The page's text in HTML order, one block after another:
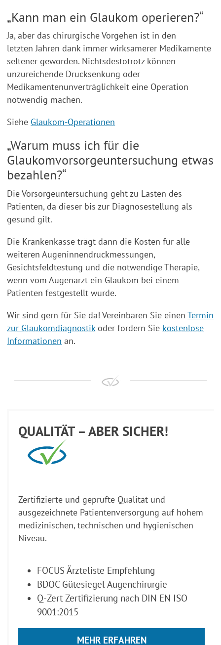
„Kann man ein Glaukom operieren?“
Ja, aber das chirurgische Vorgehen ist in den
letzten Jahren dank immer wirksamerer Medikamente
seltener geworden. Nichtsdestotrotz können
unzureichende Drucksenkung oder
Medikamentenunverträglichkeit eine Operation
notwendig machen.
Siehe Glaukom-Operationen
„Warum muss ich für die
Glaukomvorsorgeuntersuchung etwas
bezahlen?“
Die Vorsorgeuntersuchung geht zu Lasten des
Patienten, da dieser bis zur Diagnosestellung als
gesund gilt.
Die Krankenkasse trägt dann die Kosten für alle
weiteren Augeninnendruckmessungen,
Gesichtsfeldtestung und die notwendige Therapie,
wenn vom Augenarzt ein Glaukom bei einem
Patienten festgestellt wurde.
Wir sind gern für Sie da! Vereinbaren Sie einenTermin
zur Glaukomdiagnostik oder fordern Sie kostenlose
Informationen an.
QUALITÄT – ABER SICHER!
Zertifizierte und geprüfte Qualität und
ausgezeichnete Patientenversorgung auf hohem
medizinischen, technischen und hygienischen
Niveau.
FOCUS Ärzteliste Empfehlung
BDOC Gütesiegel Augenchirurgie
Q-Zert Zertifizierung nach DIN EN ISO
9001:2015
MEHR ERFAHREN